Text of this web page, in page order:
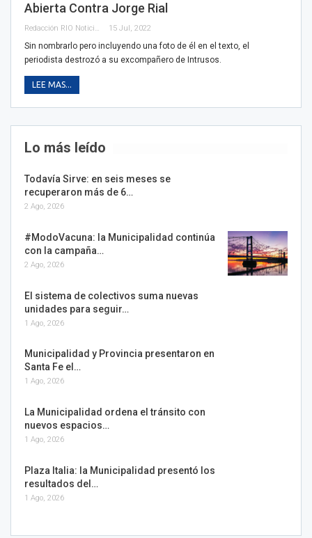
Abierta Contra Jorge Rial
Redacción RIO Noticias 15 Jul, 2022
Sin nombrarlo pero incluyendo una foto de él en el texto, el
periodista destrozó a su excompañero de Intrusos.
LEE MAS...
Lo más leído
Todavía Sirve: en seis meses se
recuperaron más de 6…
2 Ago, 2026
#ModoVacuna: la Municipalidad continúa
con la campaña…
2 Ago, 2026
El sistema de colectivos suma nuevas
unidades para seguir…
1 Ago, 2026
Municipalidad y Provincia presentaron en
Santa Fe el…
1 Ago, 2026
La Municipalidad ordena el tránsito con
nuevos espacios…
1 Ago, 2026
Plaza Italia: la Municipalidad presentó los
resultados del…
1 Ago, 2026